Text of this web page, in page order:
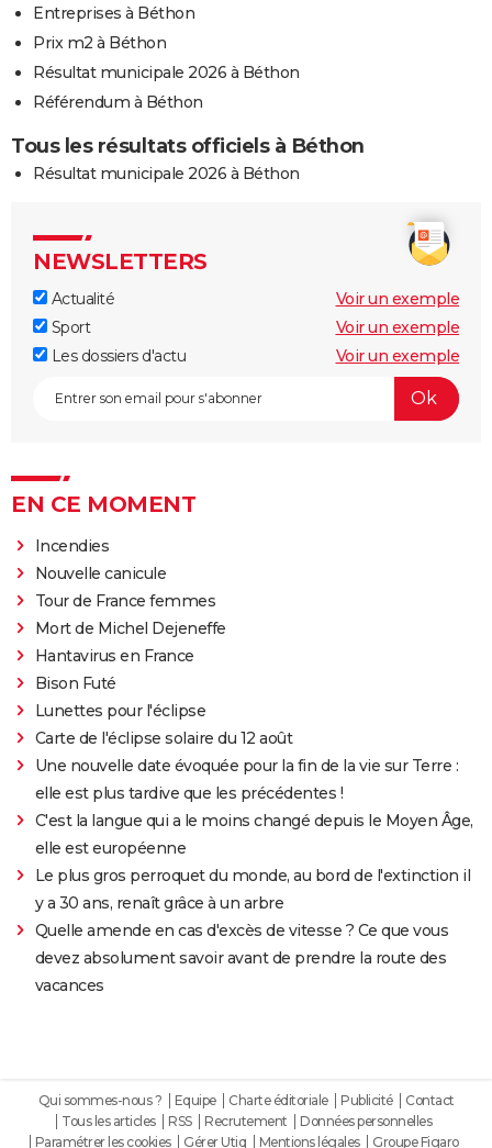
Entreprises à Béthon
Prix m2 à Béthon
Résultat municipale 2026 à Béthon
Référendum à Béthon
Tous les résultats officiels à Béthon
Résultat municipale 2026 à Béthon
NEWSLETTERS
Actualité
Voir un exemple
Sport
Voir un exemple
Les dossiers d'actu
Voir un exemple
EN CE MOMENT
Incendies
Nouvelle canicule
Tour de France femmes
Mort de Michel Dejeneffe
Hantavirus en France
Bison Futé
Lunettes pour l'éclipse
Carte de l'éclipse solaire du 12 août
Une nouvelle date évoquée pour la fin de la vie sur Terre :
elle est plus tardive que les précédentes !
C'est la langue qui a le moins changé depuis le Moyen Âge,
elle est européenne
Le plus gros perroquet du monde, au bord de l'extinction il
y a 30 ans, renaît grâce à un arbre
Quelle amende en cas d'excès de vitesse ? Ce que vous
devez absolument savoir avant de prendre la route des
vacances
Qui sommes-nous ? Equipe Charte éditoriale Publicité
Contact
Tous les articles
RSS Recrutement
Données personnelles
Paramétrer les cookies
Gérer Utiq Mentions légales Groupe Figaro